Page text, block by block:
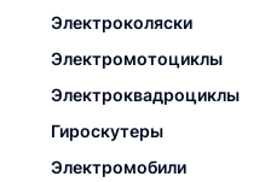
Электроколяски
Электромотоциклы
Электроквадроциклы
Гироскутеры
Электромобили